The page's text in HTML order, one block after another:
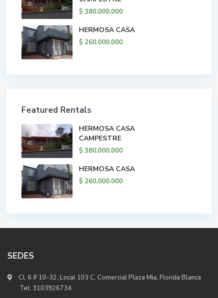
$ 380.000.000
HERMOSA CASA
$ 260.000.000
Featured Rentals
HERMOSA CASA
CAMPESTRE
$ 380.000.000
HERMOSA CASA
$ 260.000.000
SEDES
Cl. 6 # 10-32, Local 103 C. Comercial Plaza Mia, Florida Blanca
Tel: 3103926734